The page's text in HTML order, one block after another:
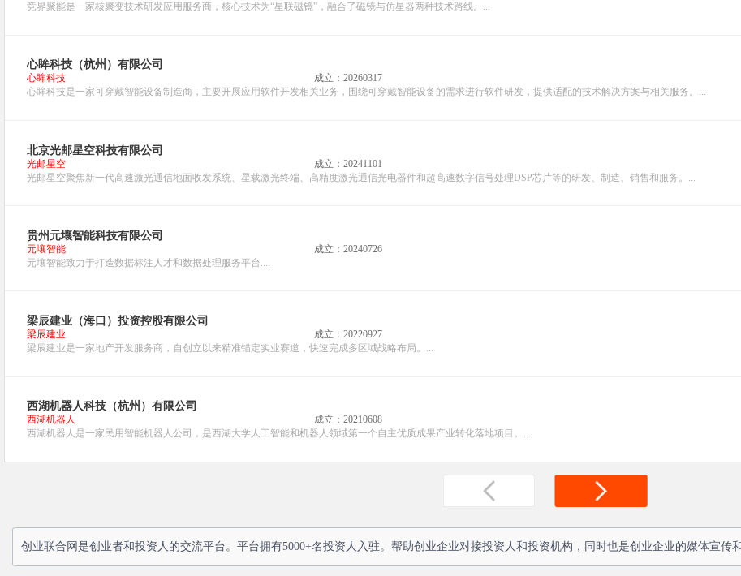
竞界聚能是一家核聚变技术研发应用服务商，核心技术为“星联磁镜”，融合了磁镜与仿星器两种技术路线。...
心眸科技（杭州）有限公司
心眸科技 成立：20260317
心眸科技是一家可穿戴智能设备制造商，主要开展应用软件开发相关业务，围绕可穿戴智能设备的需求进行软件研发，提供适配的技术解决方案与相关服务。...
北京光邮星空科技有限公司
光邮星空 成立：20241101
光邮星空聚焦新一代高速激光通信地面收发系统、星载激光终端、高精度激光通信光电器件和超高速数字信号处理DSP芯片等的研发、制造、销售和服务。...
贵州元壤智能科技有限公司
元壤智能 成立：20240726
元壤智能致力于打造数据标注人才和数据处理服务平台....
梁辰建业（海口）投资控股有限公司
梁辰建业 成立：20220927
梁辰建业是一家地产开发服务商，自创立以来精准锚定实业赛道，快速完成多区域战略布局。...
西湖机器人科技（杭州）有限公司
西湖机器人 成立：20210608
西湖机器人是一家民用智能机器人公司，是西湖大学人工智能和机器人领域第一个自主优质成果产业转化落地项目。...
创业联合网是创业者和投资人的交流平台。平台拥有5000+名投资人入驻。帮助创业企业对接投资人和投资机构，同时也是创业企业的媒体宣传